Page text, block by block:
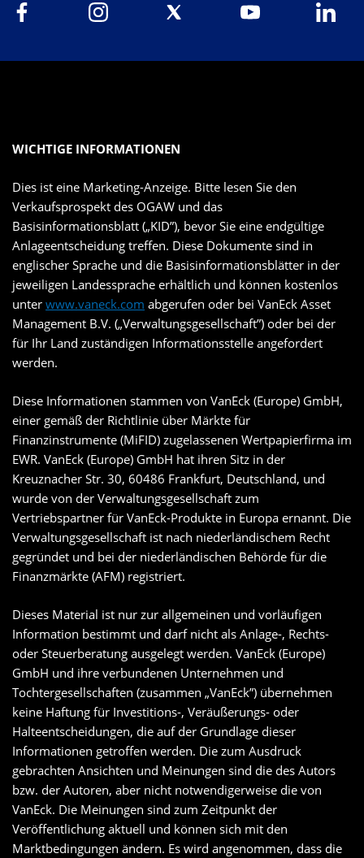
WICHTIGE INFORMATIONEN
Dies ist eine Marketing-Anzeige. Bitte lesen Sie den
Verkaufsprospekt des OGAW und das
Basisinformationsblatt („KID”), bevor Sie eine endgültige
Anlageentscheidung treffen. Diese Dokumente sind in
englischer Sprache und die Basisinformationsblätter in der
jeweiligen Landessprache erhältlich und können kostenlos
unter www.vaneck.com abgerufen oder bei VanEck Asset
Management B.V. („Verwaltungsgesellschaft”) oder bei der
für Ihr Land zuständigen Informationsstelle angefordert
werden.
Diese Informationen stammen von VanEck (Europe) GmbH,
einer gemäß der Richtlinie über Märkte für
Finanzinstrumente (MiFID) zugelassenen Wertpapierfirma im
EWR. VanEck (Europe) GmbH hat ihren Sitz in der
Kreuznacher Str. 30, 60486 Frankfurt, Deutschland, und
wurde von der Verwaltungsgesellschaft zum
Vertriebspartner für VanEck-Produkte in Europa ernannt. Die
Verwaltungsgesellschaft ist nach niederländischem Recht
gegründet und bei der niederländischen Behörde für die
Finanzmärkte (AFM) registriert.
Dieses Material ist nur zur allgemeinen und vorläufigen
Information bestimmt und darf nicht als Anlage-, Rechts-
oder Steuerberatung ausgelegt werden. VanEck (Europe)
GmbH und ihre verbundenen Unternehmen und
Tochtergesellschaften (zusammen „VanEck”) übernehmen
keine Haftung für Investitions-, Veräußerungs- oder
Halteentscheidungen, die auf der Grundlage dieser
Informationen getroffen werden. Die zum Ausdruck
gebrachten Ansichten und Meinungen sind die des Autors
bzw. der Autoren, aber nicht notwendigerweise die von
VanEck. Die Meinungen sind zum Zeitpunkt der
Veröffentlichung aktuell und können sich mit den
Marktbedingungen ändern. Es wird angenommen, dass die